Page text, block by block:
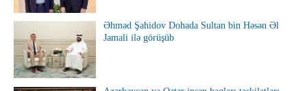
Əhməd Şahidov Dohada Sultan bin Həsən Əl
Jamali ilə görüşüb